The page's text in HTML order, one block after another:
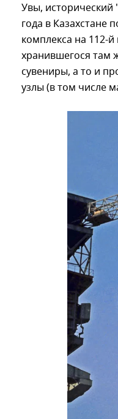
Увы,
года в Казахстане
комплекса на 112-
хранившегося там
сувениры, а то и
узлы (в том числе